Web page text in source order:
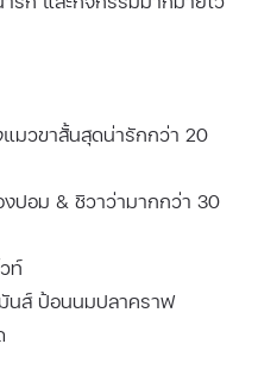
มวขาสั้นสุดน่ารักกว่า 20
ปอม & ชิวาว่ามากกว่า 30
ท์
นส์ ป้อนนมปลาคราฟ